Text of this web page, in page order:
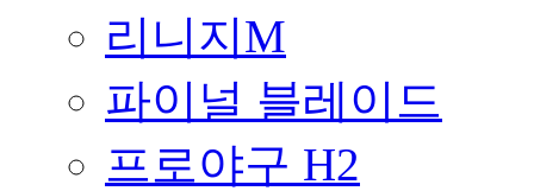
리니지M
파이널 블레이드
프로야구 H2